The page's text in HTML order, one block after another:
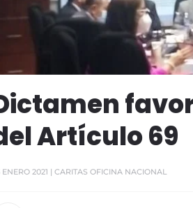
Artículo 69
ENERO 2021 | CARITAS OFICINA NACIONAL